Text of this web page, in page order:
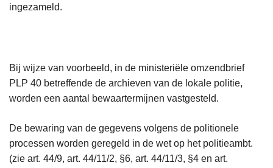
ingezameld.
Bij wijze van voorbeeld, in de ministeriële omzendbrief
PLP 40 betreffende de archieven van de lokale politie,
worden een aantal bewaartermijnen vastgesteld.
De bewaring van de gegevens volgens de politionele
processen worden geregeld in de wet op het politieambt.
(zie art. 44/9, art. 44/11/2, §6, art. 44/11/3, §4 en art.